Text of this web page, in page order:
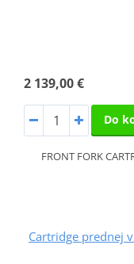
2 139,00 €
Do
FRONT FORK
Cartridge prednej